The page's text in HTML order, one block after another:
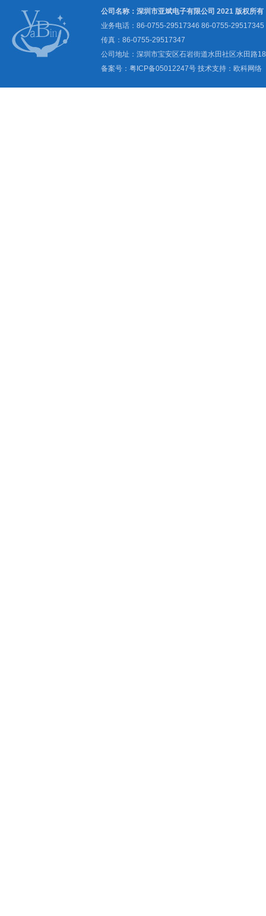
公司名称：深圳市亚斌电子有限公司 2021 版权所有
业务电话：86-0755-29517346 86-0755-29517345
传真：86-0755-29517347
公司地址：深圳市宝安区石岩街道水田社区水田路
备案号： 粤ICP备05012247号 技术支持： 欧科网络